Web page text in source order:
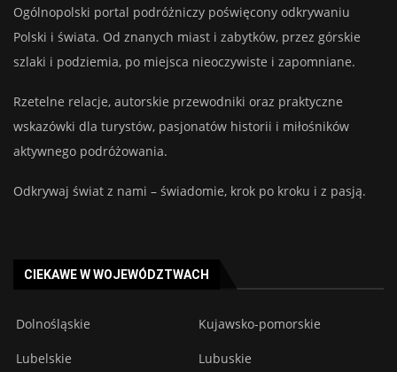
Ogólnopolski portal podróżniczy poświęcony odkrywaniu
Polski i świata. Od znanych miast i zabytków, przez górskie
szlaki i podziemia, po miejsca nieoczywiste i zapomniane.
Rzetelne relacje, autorskie przewodniki oraz praktyczne
wskazówki dla turystów, pasjonatów historii i miłośników
aktywnego podróżowania.
Odkrywaj świat z nami – świadomie, krok po kroku i z pasją.
CIEKAWE W WOJEWÓDZTWACH
Dolnośląskie Kujawsko-pomorskie
Lubelskie Lubuskie